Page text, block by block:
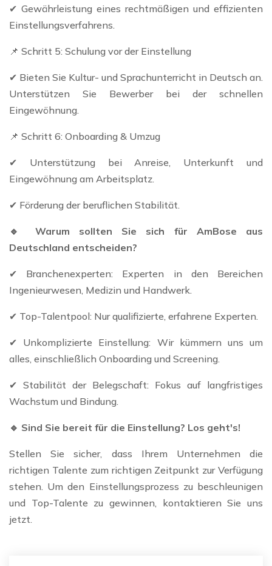
✔ Gewährleistung eines rechtmäßigen und effizienten
Einstellungsverfahrens.
📌 Schritt 5: Schulung vor der Einstellung
✔ ​​Bieten Sie Kultur- und Sprachunterricht in Deutsch an.
Unterstützen Sie Bewerber bei der schnellen
Eingewöhnung.
📌 Schritt 6: Onboarding & Umzug
✔ Unterstützung bei Anreise, Unterkunft und
Eingewöhnung am Arbeitsplatz.
✔ Förderung der beruflichen Stabilität.
🔹 Warum sollten Sie sich für AmBose aus
Deutschland entscheiden?
✔ Branchenexperten: Experten in den Bereichen
Ingenieurwesen, Medizin und Handwerk.
✔ Top-Talentpool: Nur qualifizierte, erfahrene Experten.
✔ Unkomplizierte Einstellung: Wir kümmern uns um
alles, einschließlich Onboarding und Screening.
✔ Stabilität der Belegschaft: Fokus auf langfristiges
Wachstum und Bindung.
🔹 Sind Sie bereit für die Einstellung? Los geht's!
Stellen Sie sicher, dass Ihrem Unternehmen die
richtigen Talente zum richtigen Zeitpunkt zur Verfügung
stehen. Um den Einstellungsprozess zu beschleunigen
und Top-Talente zu gewinnen, kontaktieren Sie uns
jetzt.